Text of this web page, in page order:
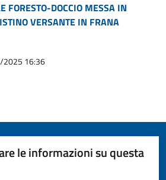
FORESTO-DOCCIO MESSA IN
VERSANTE IN FRANA
2025 16:36
le informazioni su questa